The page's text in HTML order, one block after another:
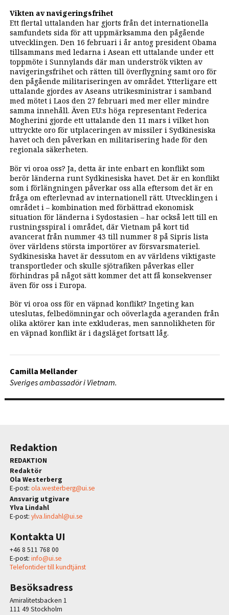
Vikten av navigeringsfrihet
Ett flertal uttalanden har gjorts från det internationella
samfundets sida för att uppmärksamma den pågående
utvecklingen. Den 16 februari i år antog president Obama
tillsammans med ledarna i Asean ett uttalande under ett
toppmöte i Sunnylands där man underströk vikten av
navigeringsfrihet och rätten till överflygning samt oro för
den pågående militariseringen av området. Ytterligare ett
uttalande gjordes av Aseans utrikesministrar i samband
med mötet i Laos den 27 februari med mer eller mindre
samma innehåll. Även EU:s höga representant Federica
Mogherini gjorde ett uttalande den 11 mars i vilket hon
uttryckte oro för utplaceringen av missiler i Sydkinesiska
havet och den påverkan en militarisering hade för den
regionala säkerheten.
Bör vi oroa oss? Ja, detta är inte enbart en konflikt som
berör länderna runt Sydkinesiska havet. Det är en konflikt
som i förlängningen påverkar oss alla eftersom det är en
fråga om efterlevnad av internationell rätt. Utvecklingen i
området i – kombination med förbättrad ekonomisk
situation för länderna i Sydostasien – har också lett till en
rustningsspiral i området, där Vietnam på kort tid
avancerat från nummer 43 till nummer 8 på Sipris lista
över världens största importörer av försvarsmateriel.
Sydkinesiska havet är dessutom en av världens viktigaste
transportleder och skulle sjötrafiken påverkas eller
förhindras på något sätt kommer det att få konsekvenser
även för oss i Europa.
Bör vi oroa oss för en väpnad konflikt? Ingeting kan
uteslutas, felbedömningar och oöverlagda ageranden från
olika aktörer kan inte exkluderas, men sannolikheten för
en väpnad konflikt är i dagsläget fortsatt låg.
Camilla Mellander
Sveriges ambassadör i Vietnam.
Redaktion
REDAKTION
Redaktör
Ola Westerberg
E-post: ola.westerberg@ui.se
Ansvarig utgivare
Ylva Lindahl
E-post: ylva.lindahl@ui.se
Kontakta UI
+46 8 511 768 00
E-post: info@ui.se
Telefontider till kundtjänst
Besöksadress
Amiralitetsbacken 1
111 49 Stockholm